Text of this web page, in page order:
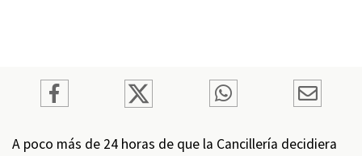
A poco más de 24 horas de que la Cancillería decidiera